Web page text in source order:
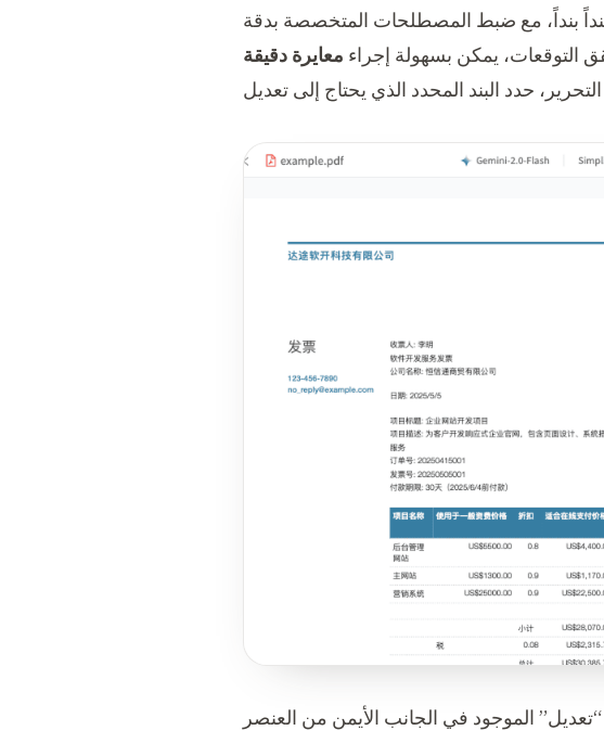
بنداً، مع ضبط المصطلحات المتخصصة بدقة
يمكن بسهولة إجراء معايرة دقيقة